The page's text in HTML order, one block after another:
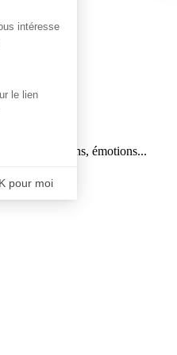
intéresse
le lien
pour moi
vos Options
vos paramètres de
: actus, matchs, émotions...